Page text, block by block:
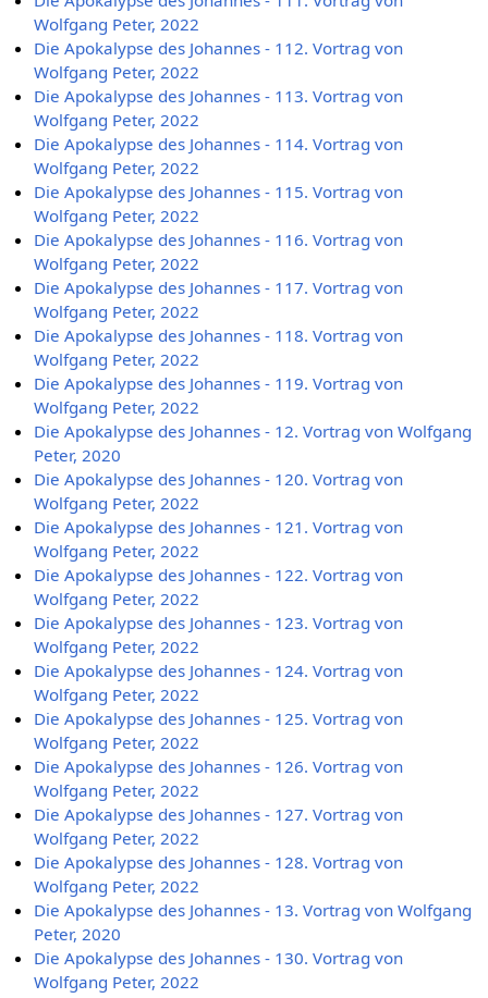
Wolfgang Peter, 2022
Die Apokalypse des Johannes - 112. Vortrag von
Wolfgang Peter, 2022
Die Apokalypse des Johannes - 113. Vortrag von
Wolfgang Peter, 2022
Die Apokalypse des Johannes - 114. Vortrag von
Wolfgang Peter, 2022
Die Apokalypse des Johannes - 115. Vortrag von
Wolfgang Peter, 2022
Die Apokalypse des Johannes - 116. Vortrag von
Wolfgang Peter, 2022
Die Apokalypse des Johannes - 117. Vortrag von
Wolfgang Peter, 2022
Die Apokalypse des Johannes - 118. Vortrag von
Wolfgang Peter, 2022
Die Apokalypse des Johannes - 119. Vortrag von
Wolfgang Peter, 2022
Die Apokalypse des Johannes - 12. Vortrag von Wolfgang
Peter, 2020
Die Apokalypse des Johannes - 120. Vortrag von
Wolfgang Peter, 2022
Die Apokalypse des Johannes - 121. Vortrag von
Wolfgang Peter, 2022
Die Apokalypse des Johannes - 122. Vortrag von
Wolfgang Peter, 2022
Die Apokalypse des Johannes - 123. Vortrag von
Wolfgang Peter, 2022
Die Apokalypse des Johannes - 124. Vortrag von
Wolfgang Peter, 2022
Die Apokalypse des Johannes - 125. Vortrag von
Wolfgang Peter, 2022
Die Apokalypse des Johannes - 126. Vortrag von
Wolfgang Peter, 2022
Die Apokalypse des Johannes - 127. Vortrag von
Wolfgang Peter, 2022
Die Apokalypse des Johannes - 128. Vortrag von
Wolfgang Peter, 2022
Die Apokalypse des Johannes - 13. Vortrag von Wolfgang
Peter, 2020
Die Apokalypse des Johannes - 130. Vortrag von
Wolfgang Peter, 2022